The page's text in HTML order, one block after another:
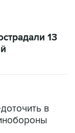
13
в